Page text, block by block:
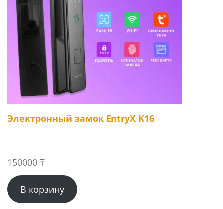
Электронный замок EntryX K16
150000 ₸
В корзину